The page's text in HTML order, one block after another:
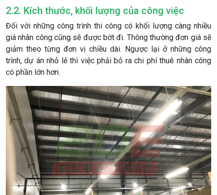
2.2. Kích thước, khối lượng của công việc
Đối với những công trình thi công có khối lượng càng nhiều
giá nhân công cũng sẽ được bớt đi. Thông thường đơn giá sẽ
giảm theo từng đơn vị chiều dài. Ngược lại ở những công
trình, dự án nhỏ lẻ thì việc phải bỏ ra chi phí thuê nhân công
có phần lớn hơn.